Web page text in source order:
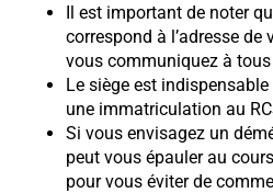
Il est important de noter
correspond à l’adresse de
vous communiquez à
Le siège est
une immatriculation au
Si vous envisagez un
peut vous épauler au
pour vous éviter de